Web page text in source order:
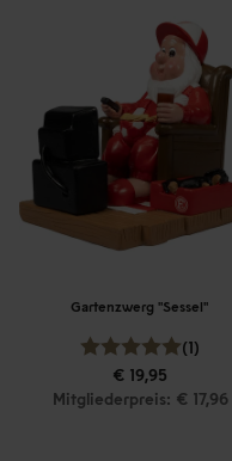
Gartenzwerg "Sessel"
(1)
€ 19,95
Mitgliederpreis: € 17,96